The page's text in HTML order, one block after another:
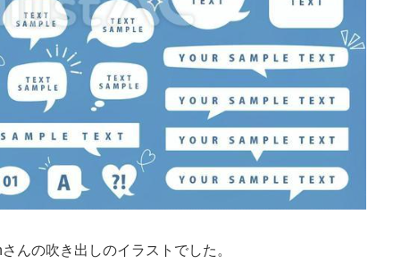
んの吹き出しのイラストでした。